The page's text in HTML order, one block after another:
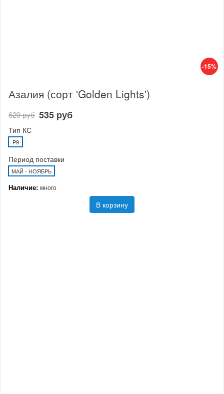
-15%
Азалия (сорт 'Golden Lights')
629 руб 535 руб
Тип КС
P9
Период поставки
МАЙ - НОЯБРЬ
Наличие: много
В корзину